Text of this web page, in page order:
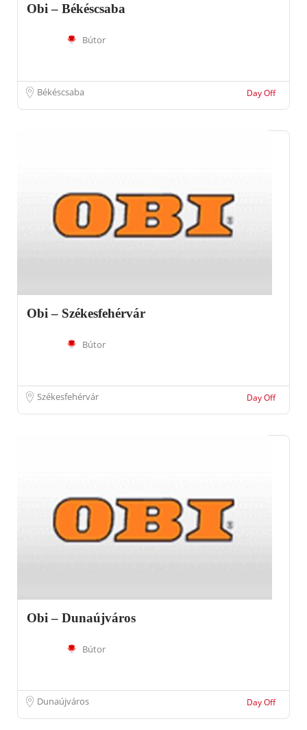
Obi – Békéscsaba
Bútor
Békéscsaba Day Off
Obi – Székesfehérvár
Bútor
Székesfehérvár Day Off
Obi – Dunaújváros
Bútor
Dunaújváros Day Off